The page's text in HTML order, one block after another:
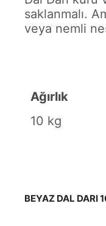
saklanmalı.
veya nemli
Ağırlık
10 kg
BEYAZ DAL DARI